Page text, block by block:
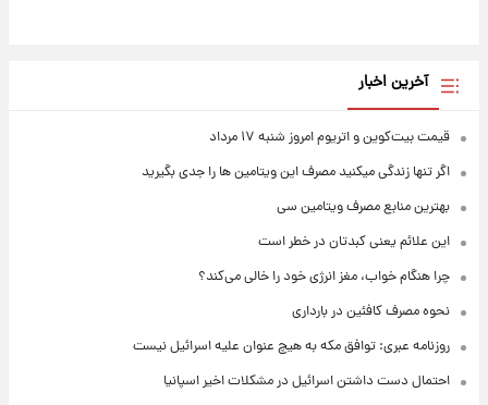
آخرین اخبار
قیمت بیت‌کوین و اتریوم امروز شنبه ۱۷ مرداد
اگر تنها زندگی میکنید مصرف این ویتامین ها را جدی بگیرید
بهترین منابع مصرف ویتامین سی
این علائم یعنی کبدتان در خطر است
چرا هنگام خواب، مغز انرژی خود را خالی می‌کند؟
نحوه مصرف کافئین در بارداری
روزنامه عبری: توافق مکه به هیچ عنوان علیه اسرائیل نیست
احتمال دست داشتن اسرائیل در مشکلات اخیر اسپانیا